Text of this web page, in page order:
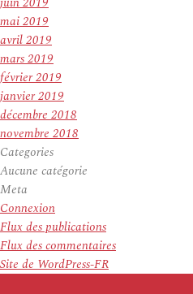
mai 2019
avril 2019
mars 2019
février 2019
janvier 2019
décembre 2018
novembre 2018
Categories
Aucune catégorie
Meta
Connexion
Flux des publications
Flux des commentaires
Site de WordPress-FR